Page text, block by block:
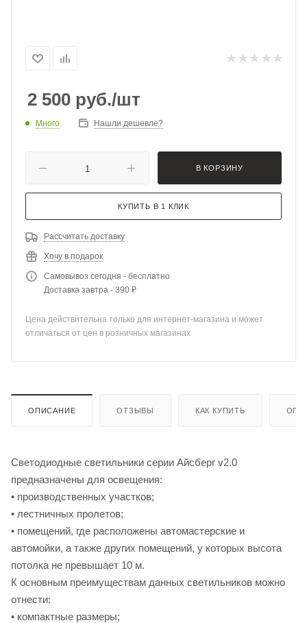
2 500 руб./шт
Много Нашли дешевле?
В КОРЗИНУ
КУПИТЬ В 1 КЛИК
Рассчитать доставку
Хочу в подарок
Самовывоз сегодня - бесплатно
Доставка завтра - 390 ₽
Цена действительна только для интернет-магазина и может
отличаться от цен в розничных магазинах
ОПИСАНИЕ ОТЗЫВЫ КАК КУПИТЬ
Светодиодные светильники серии Айсберг v2.0
предназначены для освещения:
• производственных участков;
• лестничных пролетов;
• помещений, где расположены автомастерские и
автомойки, а также других помещений, у которых высота
потолка не превышает 10 м.
К основным преимуществам данных светильников можно
отнести:
• компактные размеры;